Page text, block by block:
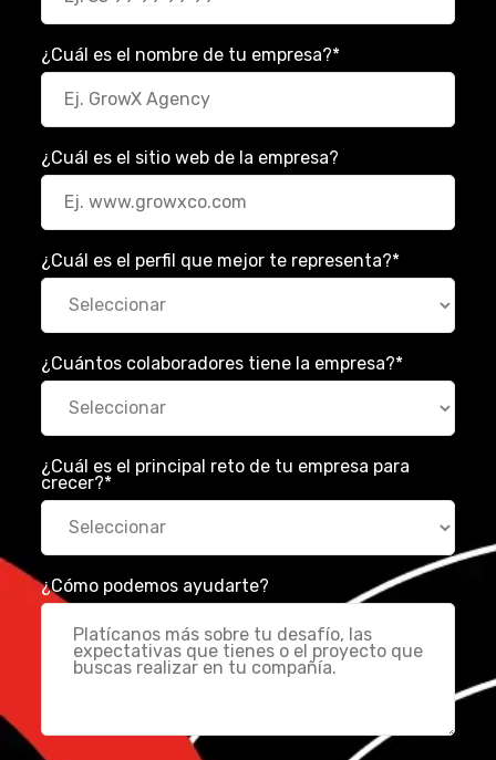
¿Cuál es el nombre de tu empresa?*
¿Cuál es el sitio web de la empresa?
¿Cuál es el perfil que mejor te representa?*
¿Cuántos colaboradores tiene la empresa?*
¿Cuál es el principal reto de tu empresa para
crecer?*
¿Cómo podemos ayudarte?